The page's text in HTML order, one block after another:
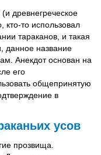
древнегреческое
то использовал
тараканов, и такая
данное название
Анекдот основан на
его
общепринятую
в
усов
прозвища.